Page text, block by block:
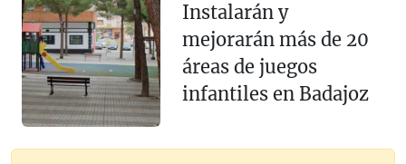
Instalarán y
mejorarán más de 20
áreas de juegos
infantiles en Badajoz